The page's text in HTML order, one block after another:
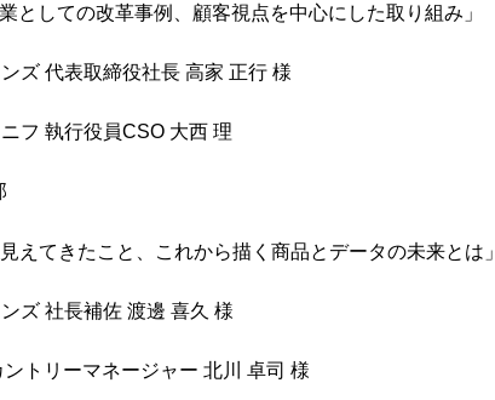
としての改革事例、顧客視点を中心にした取り組み」
ズ 代表取締役社長 高家 正行 様
フ 執行役員CSO 大西 理
えてきたこと、これから描く商品とデータの未来とは」
ズ 社長補佐 渡邊 喜久 様
トリーマネージャー 北川 卓司 様